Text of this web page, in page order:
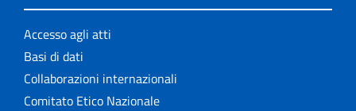
Accesso agli atti
Basi di dati
Collaborazioni internazionali
Comitato Etico Nazionale